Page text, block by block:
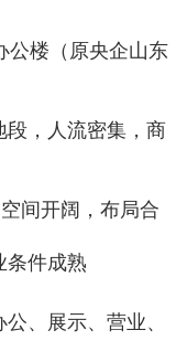
公楼（原央企山东
段，人流密集，商
间开阔，布局合
条件成熟
、展示、营业、